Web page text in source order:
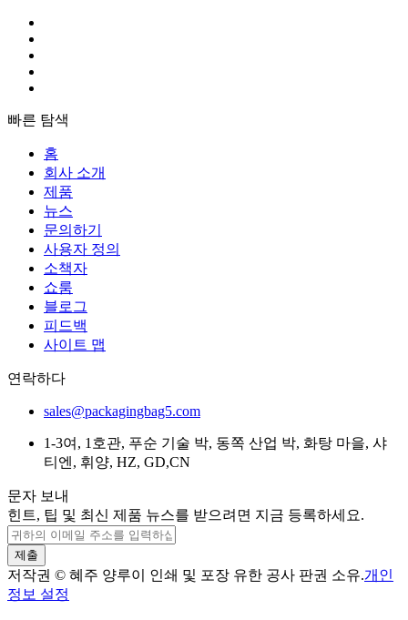
빠른 탐색
홈
회사 소개
제품
뉴스
문의하기
사용자 정의
소책자
쇼룸
블로그
피드백
사이트 맵
연락하다
sales@packagingbag5.com
1-3여, 1호관, 푸순 기술 박, 동쪽 산업 박, 화탕 마을, 샤
티엔, 휘양, HZ, GD,CN
문자 보내
힌트, 팁 및 최신 제품 뉴스를 받으려면 지금 등록하세요.
제출
저작권 © 혜주 양루이 인쇄 및 포장 유한 공사 판권 소유.개인
정보 설정